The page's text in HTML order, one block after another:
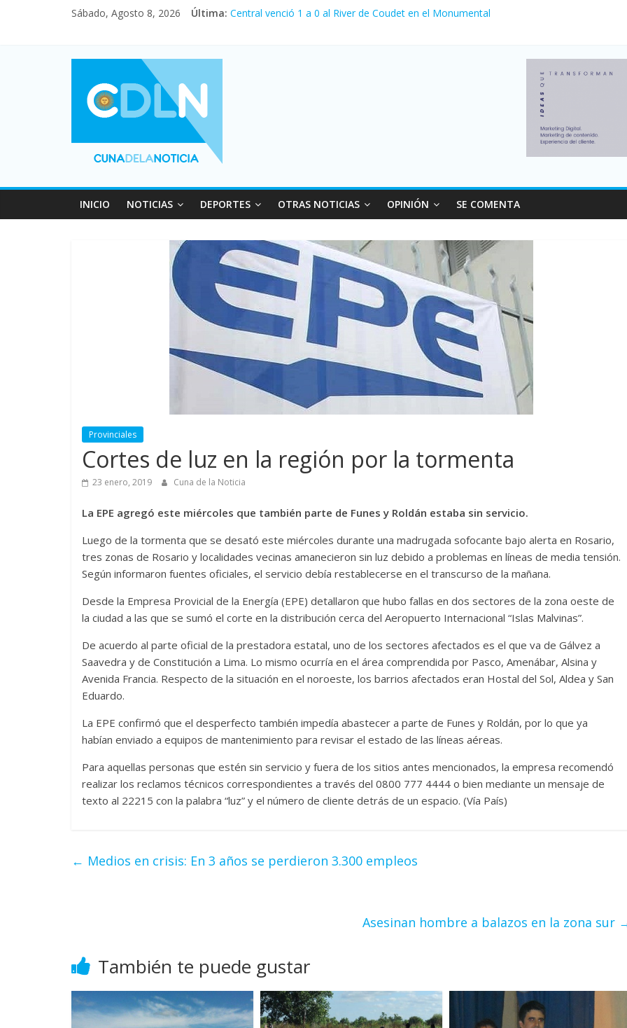
Sábado, Agosto 8, 2026 Última: Fuerte caída de la venta de autos usados en julio: bajó un 12,6% interanual
Desde que asumió Milei cerraron 41.000 kioscos: el sector denuncia crisis como en
Vacaciones de invierno con más movimiento y consumo turístico: 4,6 millones de
INICIO NOTICIAS DEPORTES OTRAS NOTICIAS OPINIÓN SE COMENTA
Provinciales
Cortes de luz en la región por la tormenta
23 enero, 2019 Cuna de la Noticia
La EPE agregó este miércoles que también parte de Funes y Roldán estaba sin servicio.
Luego de la tormenta que se desató este miércoles durante una madrugada sofocante bajo alerta en Rosario,
tres zonas de Rosario y localidades vecinas amanecieron sin luz debido a problemas en líneas de media tensión.
Según informaron fuentes oficiales, el servicio debía restablecerse en el transcurso de la mañana.
Desde la Empresa Provicial de la Energía (EPE) detallaron que hubo fallas en dos sectores de la zona oeste de
la ciudad a las que se sumó el corte en la distribución cerca del Aeropuerto Internacional “Islas Malvinas”.
De acuerdo al parte oficial de la prestadora estatal, uno de los sectores afectados es el que va de Gálvez a
Saavedra y de Constitución a Lima. Lo mismo ocurría en el área comprendida por Pasco, Amenábar, Alsina y
Avenida Francia. Respecto de la situación en el noroeste, los barrios afectados eran Hostal del Sol, Aldea y San
Eduardo.
La EPE confirmó que el desperfecto también impedía abastecer a parte de Funes y Roldán, por lo que ya
habían enviado a equipos de mantenimiento para revisar el estado de las líneas aéreas.
Para aquellas personas que estén sin servicio y fuera de los sitios antes mencionados, la empresa recomendó
realizar los reclamos técnicos correspondientes a través del 0800 777 4444 o bien mediante un mensaje de
texto al 22215 con la palabra “luz” y el número de cliente detrás de un espacio. (Vía País)
← Medios en crisis: En 3 años se perdieron 3.300 empleos
Asesinan hombre a balazos en la zona sur
También te puede gustar